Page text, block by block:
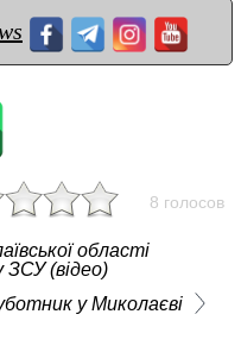
8 голосов
області
ЗСУ (відео)
у Миколаєві